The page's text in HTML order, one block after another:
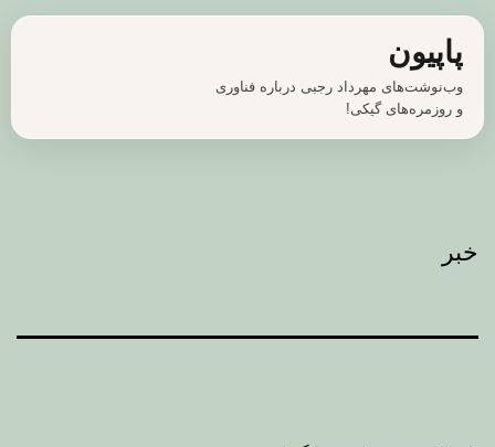
پرش
محتوا
پاپیون
وب‌نوشت‌های مهرداد رجبی درباره فناوری
و روزمره‌های گیکی!
خبر